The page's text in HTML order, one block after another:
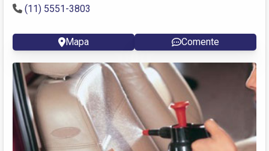
(11) 5551-3803
Mapa Comente